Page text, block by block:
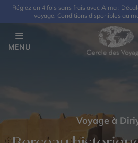
Réglez en 4 fois sans frais avec Alma :
voyage. Conditions disponibles au
MENU
Voyage à